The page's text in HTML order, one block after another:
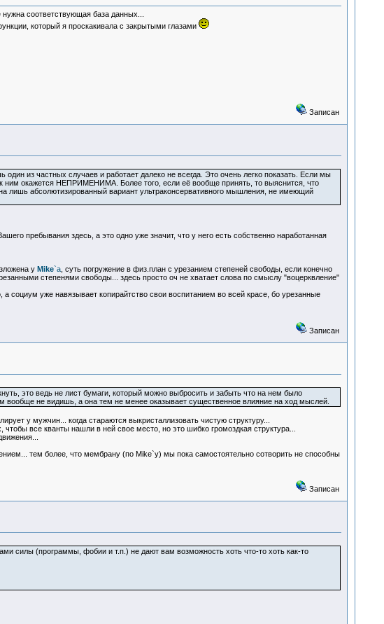
соответствующая база данных...
который я проскакивала с закрытыми глазами
Записан
из частных случаев и работает далеко не всегда. Это очень легко показать. Если мы
ним окажется НЕПРИМЕНИМА. Более того, если её вообще принять, то выяснится, что
лишь абсолютизированный вариант ультраконсервативного мышления, не имеющий
пребывания здесь, а это одно уже значит, что у него есть собственно наработанная
у Mike`а, суть погружение в физ.план с урезанием степеней свободы, если конечно
степенями свободы... здесь просто оч не хватает слова по смыслу "воцерквление"
социум уже навязывает копирайтство свои воспитанием во всей красе, бо урезанные
Записан
это ведь не лист бумаги, который можно выбросить и забыть что на нем было
вообще не видишь, а она тем не менее оказывает существенное влияние на ход мыслей.
у мужчин... когда стараются выкристаллизовать чистую структуру...
все кванты нашли в ней свое место, но это шибко громоздкая структура...
тем более, что мембрану (по Mike`у) мы пока самостоятельно сотворить не способны
Записан
силы (программы, фобии и т.п.) не дают вам возможность хоть что-то хоть как-то